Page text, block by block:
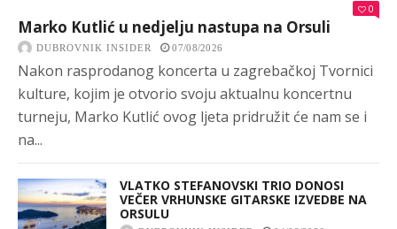
0
Marko Kutlić u nedjelju nastupa na Orsuli
DUBROVNIK INSIDER 07/08/2026
Nakon rasprodanog koncerta u zagrebačkoj Tvornici
kulture, kojim je otvorio svoju aktualnu koncertnu
turneju, Marko Kutlić ovog ljeta pridružit će nam se i
na...
VLATKO STEFANOVSKI TRIO DONOSI
VEČER VRHUNSKE GITARSKE IZVEDBE NA
ORSULU